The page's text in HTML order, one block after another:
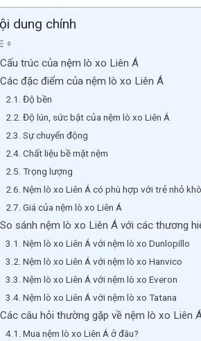
dung chính
Cấu trúc của nệm lò xo Liên Á
Các đặc điểm của nệm lò xo Liên Á
Độ bền
Độ lún, sức bật của nệm lò xo Liên Á
Sự chuyển động
Chất liệu bề mặt nệm
Trọng lượng
Nệm lò xo Liên Á có phù hợp với trẻ nhỏ
Giá của nệm lò xo Liên Á
So sánh nệm lò xo Liên Á với các thương
Nệm lò xo Liên Á với nệm lò xo Dunlopillo
Nệm lò xo Liên Á với nệm lò xo Hanvico
Nệm lò xo Liên Á với nệm lò xo Everon
Nệm lò xo Liên Á với nệm lò xo Tatana
Các câu hỏi thường gặp về nệm lò xo Liên
Mua nệm lò xo Liên Á ở đâu?